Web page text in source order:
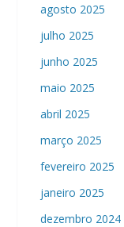
agosto 2025
julho 2025
junho 2025
maio 2025
abril 2025
março 2025
fevereiro 2025
janeiro 2025
dezembro 2024